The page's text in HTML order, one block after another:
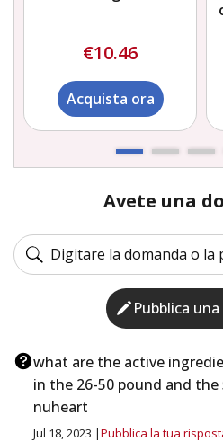
€10.46
Acquista ora
Avete una
Pubblica
what are the active
in the 26-50 pound and the
nuheart
Jul 18, 2023 |Pubblica la tua